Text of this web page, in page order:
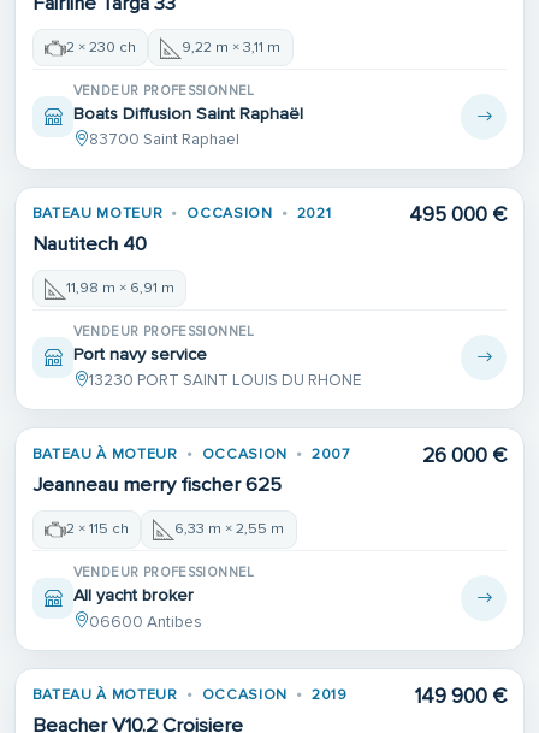
2 × 230 ch 9,22 m × 3,11 m
VENDEUR PROFESSIONNEL
Boats Diffusion Saint Raphaël
83700 Saint Raphael
BATEAU MOTEUR OCCASION 2021
Nautitech 40
495 000 €
11,98 m × 6,91 m
VENDEUR PROFESSIONNEL
Port navy service
13230 PORT SAINT LOUIS DU RHONE
BATEAU À MOTEUR OCCASION 2007
Jeanneau merry fischer 625
26 000 €
2 × 115 ch 6,33 m × 2,55 m
VENDEUR PROFESSIONNEL
All yacht broker
06600 Antibes
BATEAU À MOTEUR OCCASION 2019
Beacher V10.2 Croisiere
149 900 €